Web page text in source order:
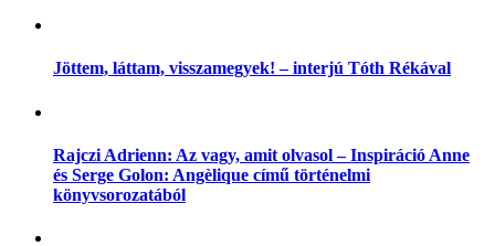
Jöttem, láttam, visszamegyek! – interjú Tóth Rékával
Rajczi Adrienn: Az vagy, amit olvasol – Inspiráció Anne
és Serge Golon: Angèlique című történelmi
könyvsorozatából